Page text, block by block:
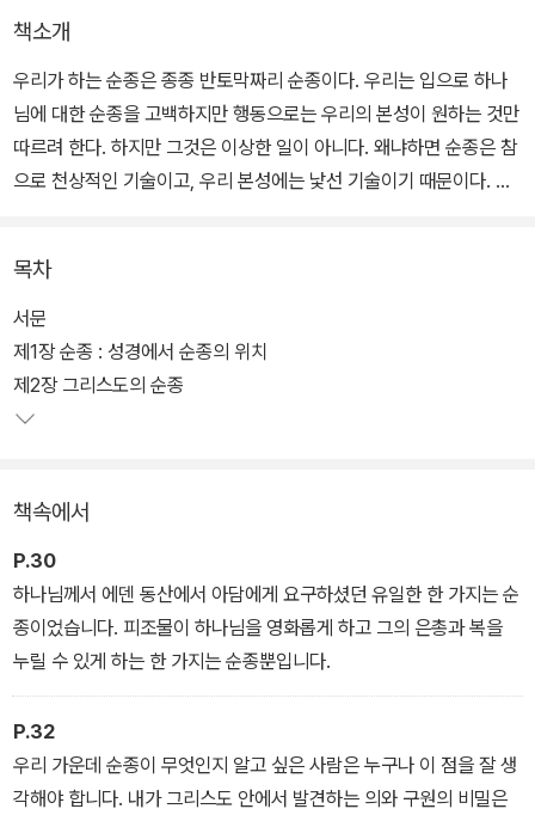
책소개
우리가 하는 순종은 종종 반토막짜리 순종이다. 우리는 입으로 하나
님에 대한 순종을 고백하지만 행동으로는 우리의 본성이 원하는 것만
따르려 한다. 하지만 그것은 이상한 일이 아니다. 왜냐하면 순종은 참
으로 천상적인 기술이고, 우리 본성에는 낯선 기술이기 때문이다. 그
앤드류 머레이 목사님은 그의 책 『순종의 학교』에서 우리에게 진정한
순종에 대해 가르쳐주고 있다. 그는 순종을 이야기할 때마다 그리스
도의 순종을 중심에 두고, 순종이 곧 의의 핵심이자 구원이라는 것을
말해준다. 이제 우리 다 함께 하나님의 순종 학교에 들어가, 유일한 교
기쁨이 될 것이며, 우리도 기쁨으로 그리스도의 순종을 본받게 될 것
이다.
목차
서문
제1장 순종 : 성경에서 순종의 위치
제2장 그리스도의 순종
책속에서
P.30
하나님께서 에덴 동산에서 아담에게 요구하셨던 유일한 한 가지는 순
종이었습니다. 피조물이 하나님을 영화롭게 하고 그의 은총과 복을
누릴 수 있게 하는 한 가지는 순종뿐입니다.
P.32
우리 가운데 순종이 무엇인지 알고 싶은 사람은 누구나 이 점을 잘 생
각해야 합니다. 내가 그리스도 안에서 발견하는 의와 구원의 비밀은